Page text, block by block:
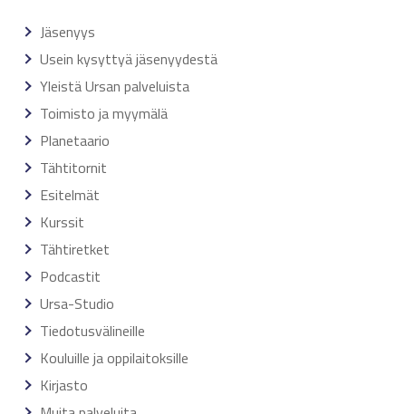
Jäsenyys
Usein kysyttyä jäsenyydestä
Yleistä Ursan palveluista
Toimisto ja myymälä
Planetaario
Tähtitornit
Esitelmät
Kurssit
Tähtiretket
Podcastit
Ursa-Studio
Tiedotusvälineille
Kouluille ja oppilaitoksille
Kirjasto